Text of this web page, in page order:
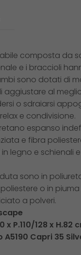
composta da
e i braccioli
sono dotati di
aggiustare al
o sdraiarsi
e condivisione.
espanso
e fibra
legno e schienali
sono in
o in piuma
a polveri.
x P.110/128 x H.82
Capri 35